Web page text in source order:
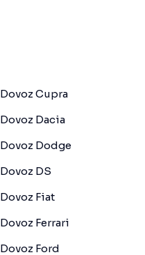
Dovoz Cupra
Dovoz Dacia
Dovoz Dodge
Dovoz DS
Dovoz Fiat
Dovoz Ferrari
Dovoz Ford